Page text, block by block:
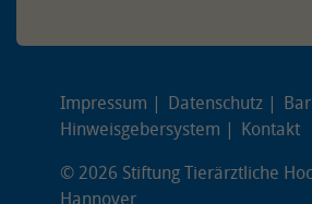
Impressum Datenschutz
Hinweisgebersystem
Kontakt
© 2026 Stiftung Tierärztliche
Hannover